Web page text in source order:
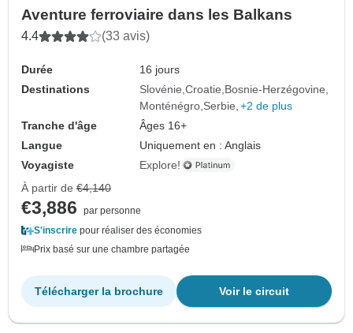
Aventure ferroviaire dans les Balkans
4.4 (33 avis)
Durée
16 jours
Destinations
Slovénie Croatie Bosnie-Herzégovine
Monténégro Serbie +2 de plus
Tranche d'âge
Âges 16+
Langue
Uniquement en : Anglais
Voyagiste
Explore!
À partir de €4,140
€3,886
par personne
S'inscrire pour réaliser des économies
Prix basé sur une chambre partagée
Voir le circuit
Télécharger la brochure